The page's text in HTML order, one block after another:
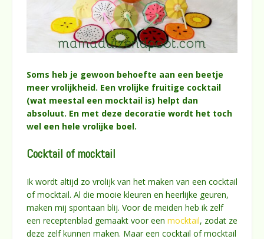
Soms heb je gewoon behoefte aan een beetje
meer vrolijkheid. Een vrolijke fruitige cocktail
(wat meestal een mocktail is) helpt dan
absoluut. En met deze decoratie wordt het toch
wel een hele vrolijke boel.
Cocktail of mocktail
Ik wordt altijd zo vrolijk van het maken van een cocktail
of mocktail. Al die mooie kleuren en heerlijke geuren,
maken mij spontaan blij. Voor de meiden heb ik zelf
een receptenblad gemaakt voor een mocktail, zodat ze
deze zelf kunnen maken. Maar een cocktail of mocktail